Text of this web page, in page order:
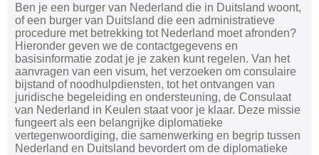
Ben je een burger van Nederland die in Duitsland woont,
of een burger van Duitsland die een administratieve
procedure met betrekking tot Nederland moet afronden?
Hieronder geven we de contactgegevens en
basisinformatie zodat je je zaken kunt regelen. Van het
aanvragen van een visum, het verzoeken om consulaire
bijstand of noodhulpdiensten, tot het ontvangen van
juridische begeleiding en ondersteuning, de Consulaat
van Nederland in Keulen staat voor je klaar. Deze missie
fungeert als een belangrijke diplomatieke
vertegenwoordiging, die samenwerking en begrip tussen
Nederland en Duitsland bevordert om de diplomatieke